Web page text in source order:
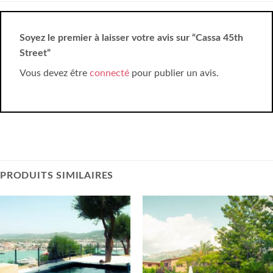
Soyez le premier à laisser votre avis sur “Cassa 45th
Street”
Vous devez être connecté pour publier un avis.
PRODUITS SIMILAIRES